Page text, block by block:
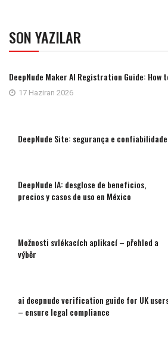
SON YAZILAR
DeepNude Maker AI Registration Guide: How
17 Haziran 2026
DeepNude Site: segurança e confiabilidade
DeepNude IA: desglose de beneficios,
precios y casos de uso en México
Možnosti svlékacích aplikací – přehled a
výběr
ai deepnude verification guide for UK
– ensure legal compliance